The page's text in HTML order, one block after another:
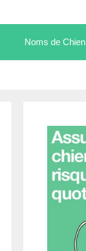
Noms de Chien